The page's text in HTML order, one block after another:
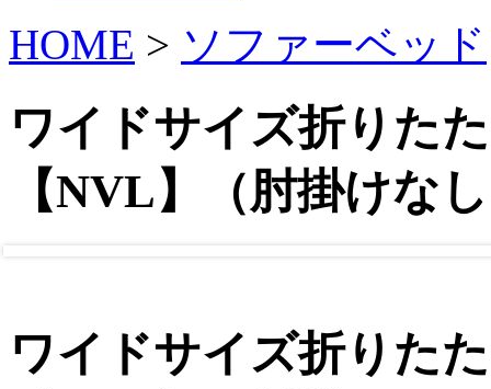
HOME > ソファーベッド
ワイドサイズ折りた
【NVL】（肘掛けな
ワイドサイズ折りた